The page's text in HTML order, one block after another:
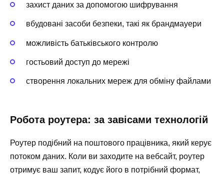
захист даних за допомогою шифрування
вбудовані засоби безпеки, такі як брандмауери
можливість батьківського контролю
гостьовий доступ до мережі
створення локальних мереж для обміну файлами
Робота роутера: за завісами технологій
Роутер подібний на поштового працівника, який керує
потоком даних. Коли ви заходите на вебсайт, роутер
отримує ваш запит, кодує його в потрібний формат,